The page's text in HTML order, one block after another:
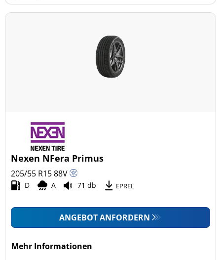
Nexen NFera Primus
205/55 R1588V
D A 71 db EPREL
ANGEBOT ANFORDERN
Mehr Informationen